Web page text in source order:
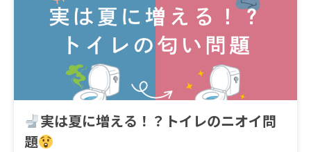
実は夏に増える！？トイレのニオイ問
題